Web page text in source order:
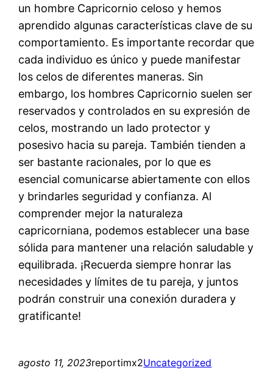
un hombre Capricornio celoso y hemos
aprendido algunas características clave de su
comportamiento. Es importante recordar que
cada individuo es único y puede manifestar
los celos de diferentes maneras. Sin
embargo, los hombres Capricornio suelen ser
reservados y controlados en su expresión de
celos, mostrando un lado protector y
posesivo hacia su pareja. También tienden a
ser bastante racionales, por lo que es
esencial comunicarse abiertamente con ellos
y brindarles seguridad y confianza. Al
comprender mejor la naturaleza
capricorniana, podemos establecer una base
sólida para mantener una relación saludable y
equilibrada. ¡Recuerda siempre honrar las
necesidades y límites de tu pareja, y juntos
podrán construir una conexión duradera y
gratificante!
agosto 11, 2023reportimx2Uncategorized